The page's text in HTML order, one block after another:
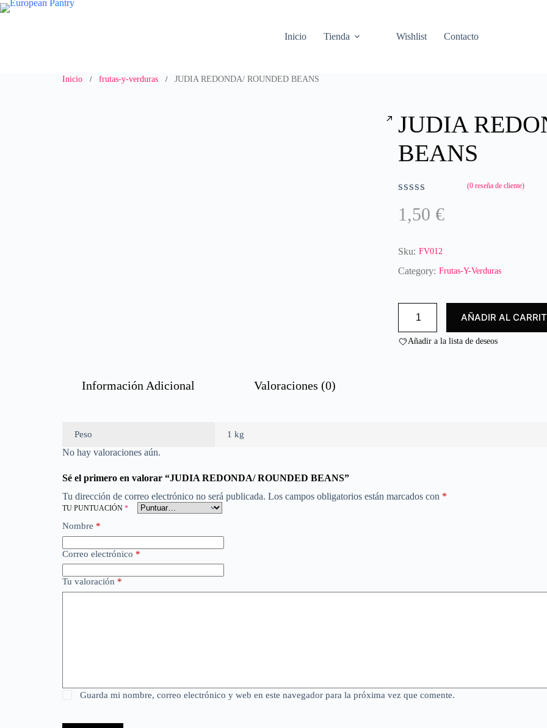
Saltar
al
Inicio
Tienda Wishlist Contacto
Inicio / frutas-y-verduras / JUDIA REDONDA/ ROUNDED BEANS
JUDIA
BEANS
r
a
d
c
0
(0 reseña de cliente)
1,50 €
Sku: FV012
Category: Frutas-Y-Verduras
REDONDA/
BEANS
AÑADIR AL
Añadir a la lista de deseos
Información Adicional Valoraciones (0)
Peso 1 kg
No hay valoraciones aún.
Sé el primero en valorar “JUDIA REDONDA/ ROUNDED BEANS”
Tu dirección de correo electrónico no será publicada. Los campos obligatorios están marcados con *
TU PUNTUACIÓN *
Nombre *
Correo electrónico *
Tu valoración *
Guarda mi nombre, correo electrónico y web en este navegador para la próxima vez que comente.